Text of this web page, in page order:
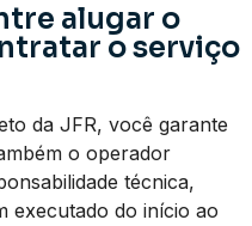
alugar o
o serviço
da JFR, você garante
o operador
técnica,
executado do início ao